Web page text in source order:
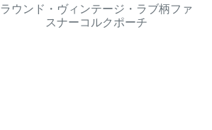
ラウンド・ヴィンテージ・ラブ柄ファ
スナーコルクポーチ